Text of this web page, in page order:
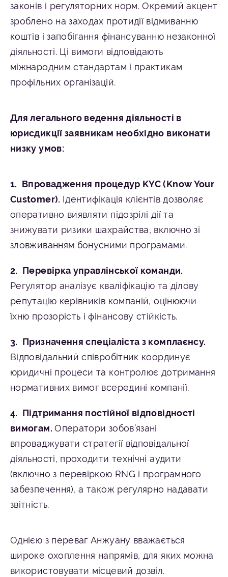
законів і регуляторних норм. Окремий акцент
зроблено на заходах протидії відмиванню
коштів і запобігання фінансуванню незаконної
діяльності. Ці вимоги відповідають
міжнародним стандартам і практикам
профільних організацій.
Для легального ведення діяльності в
юрисдикції заявникам необхідно виконати
низку умов:
Впровадження процедур KYC (Know Your
Customer). Ідентифікація клієнтів дозволяє
оперативно виявляти підозрілі дії та
знижувати ризики шахрайства, включно зі
зловживанням бонусними програмами.
Перевірка управлінської команди.
Регулятор аналізує кваліфікацію та ділову
репутацію керівників компаній, оцінюючи
їхню прозорість і фінансову стійкість.
Призначення спеціаліста з комплаєнсу.
Відповідальний співробітник координує
юридичні процеси та контролює дотримання
нормативних вимог всередині компанії.
Підтримання постійної відповідності
вимогам.Оператори зобов’язані
впроваджувати стратегії відповідальної
діяльності, проходити технічні аудити
(включно з перевіркою RNG і програмного
забезпечення), а також регулярно надавати
звітність.
Однією з переваг Анжуану вважається
широке охоплення напрямів, для яких можна
використовувати місцевий дозвіл.